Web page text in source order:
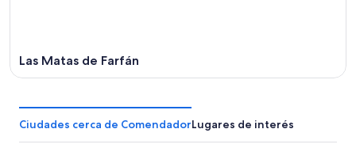
Las Matas de Farfán
Ciudades cerca de ComendadorLugares de interés